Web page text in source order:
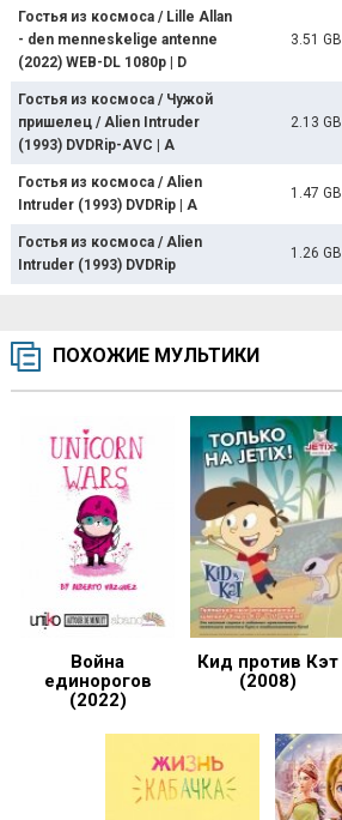
Гостья из космоса / Lille Allan
- den menneskelige antenne
(2022) WEB-DL 1080p | D
3.51 GB
Гостья из космоса / Чужой
пришелец / Alien Intruder
(1993) DVDRip-AVC | A
2.13 GB
Гостья из космоса / Alien
Intruder (1993) DVDRip | A
1.47 GB
Гостья из космоса / Alien
Intruder (1993) DVDRip
1.26 GB
ПОХОЖИЕ МУЛЬТИКИ
Война
единорогов
(2022)
Кид против Кэт
(2008)